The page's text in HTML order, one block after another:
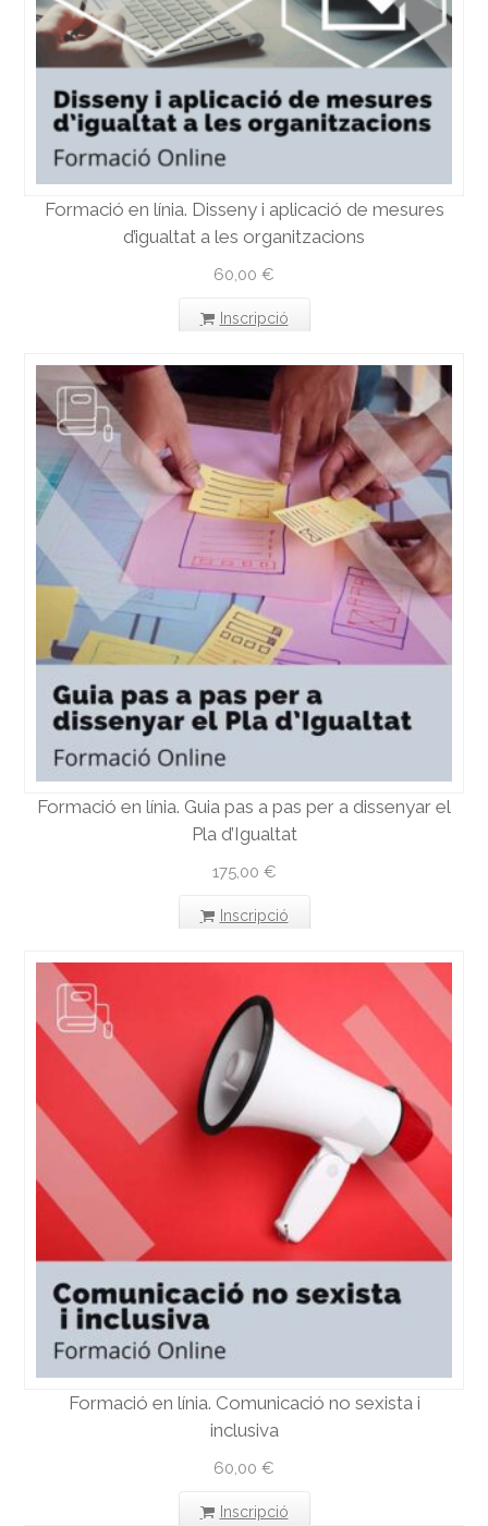
Formació en línia. Disseny i aplicació de mesures
d’igualtat a les organitzacions
60,00 €
Inscripció
Formació en línia. Guia pas a pas per a dissenyar el
Pla d’Igualtat
175,00 €
Inscripció
Formació en línia. Comunicació no sexista i
inclusiva
60,00 €
Inscripció